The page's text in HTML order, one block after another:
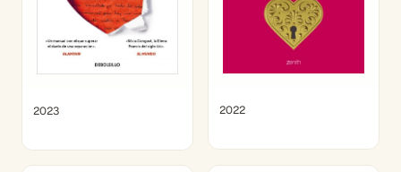
2023 2022